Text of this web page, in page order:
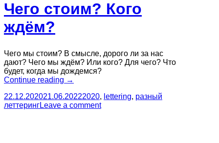
Чего стоим? Кого
ждём?
Чего мы стоим? В смысле, дорого ли за нас
дают? Чего мы ждём? Или кого? Для чего? Что
будет, когда мы дождемся?
Continue reading “Чего
Кого
ждём?”
→
22.12.202021.06.20222020, lettering, разный
леттерингLeave a comment